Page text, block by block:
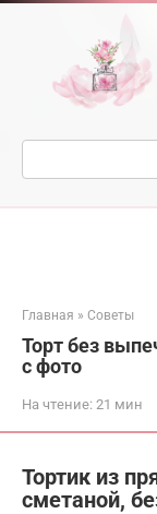
Перейти
Поиск:
Главная » Советы
Торт без
с фото
На чтение: 21 мин
Тортик из
сметаной,